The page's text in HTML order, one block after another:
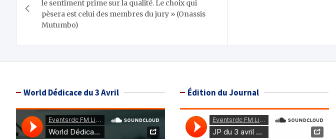
l’article
le sentiment prime sur la qualité. Le choix qui
pèsera est celui des membres du jury » (Onassis
Mutumbo)
World Dédicace du 3 Avril Édition du Journal